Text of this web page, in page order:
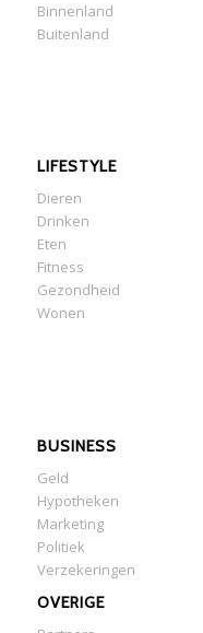
Binnenland
Buitenland
LIFESTYLE
Dieren
Drinken
Eten
Fitness
Gezondheid
Wonen
BUSINESS
Geld
Hypotheken
Marketing
Politiek
Verzekeringen
OVERIGE